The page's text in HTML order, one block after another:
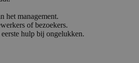
het management.
of bezoekers.
hulp bij ongelukken.